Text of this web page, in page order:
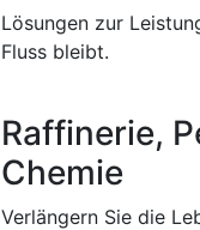
Lösungen zur
Fluss bleibt.
Raffinerie,
Chemie
Verlängern Sie die